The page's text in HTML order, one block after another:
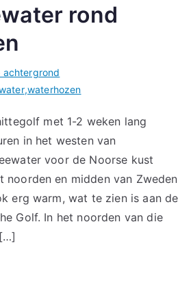
rond
achtergrond
,waterhozen
met 1-2 weken lang
in het westen van
voor de Noorse kust
noorden en midden van Zweden
erg warm, wat te zien is aan de
Golf. In het noorden van die